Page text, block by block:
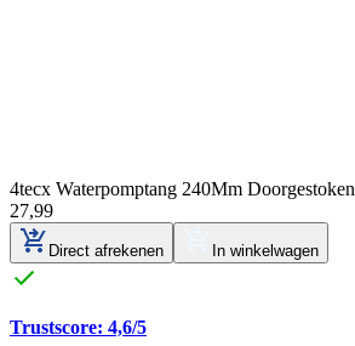
4tecx Waterpomptang 240Mm Doorgestoken
27,99
Direct afrekenen In winkelwagen
Trustscore: 4,6/5